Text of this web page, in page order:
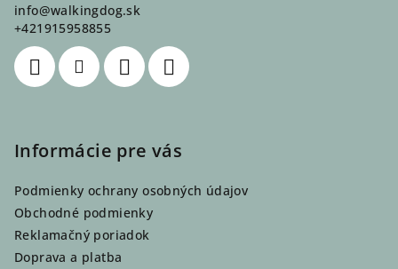
info@walkingdog.sk
+421915958855
Informácie pre vás
Podmienky ochrany osobných údajov
Obchodné podmienky
Reklamačný poriadok
Doprava a platba